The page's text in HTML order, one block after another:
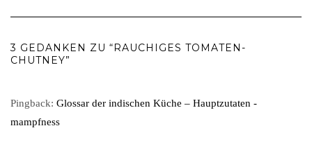
3 GEDANKEN ZU “RAUCHIGES TOMATEN-
CHUTNEY”
Pingback: Glossar der indischen Küche – Hauptzutaten -
mampfness